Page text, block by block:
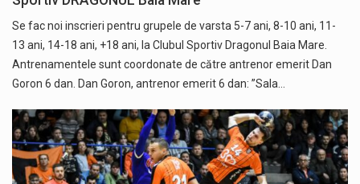
Se fac noi inscrieri pentru grupele de varsta 5-7 ani, 8-10 ani, 11-
13 ani, 14-18 ani, +18 ani, la Clubul Sportiv Dragonul Baia Mare.
Antrenamentele sunt coordonate de către antrenor emerit Dan
Goron 6 dan. Dan Goron, antrenor emerit 6 dan: ”Sala…